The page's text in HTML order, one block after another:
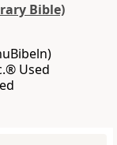
Bible)
Used